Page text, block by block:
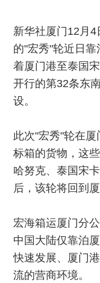
新华社厦门12月4
的"宏秀"轮近日
着厦门港至泰国
开行的第32条东
设。
此次"宏秀"轮在
标箱的货物，这
哈努克、泰国宋
后，该轮将回到
宏海箱运厦门分
中国大陆仅靠泊
快速发展、厦门
流的营商环境。